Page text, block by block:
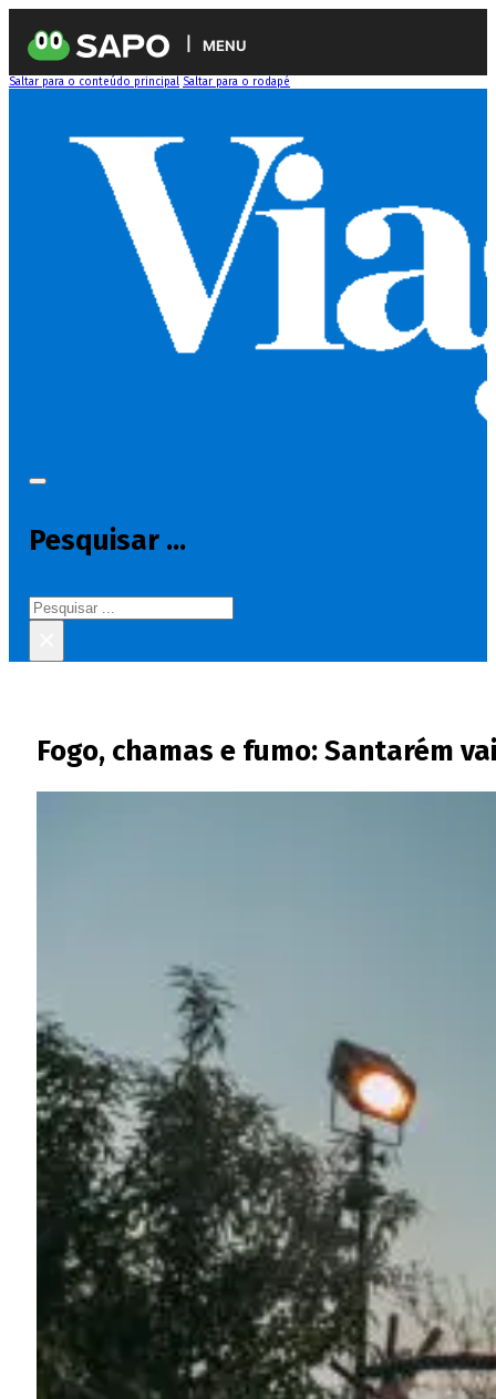
MENU
Saltar para o conteúdo principal Saltar para o rodapé
Pesquisar ...
Pesquisar
Fogo, chamas e fumo: Santarém